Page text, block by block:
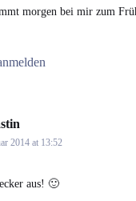
morgen bei mir zum
2014 at 13:52
aus! 🙂